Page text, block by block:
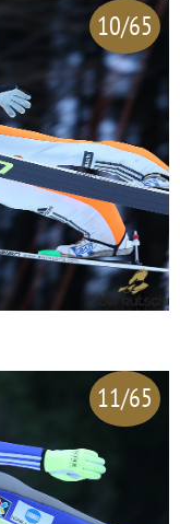
10/65
11/65